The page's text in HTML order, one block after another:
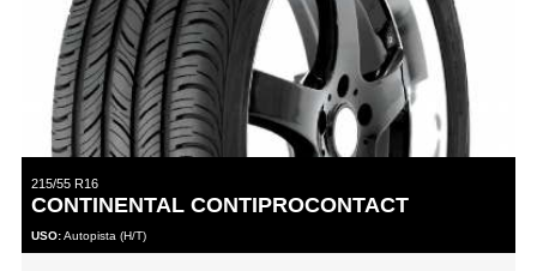
215/55 R16
CONTINENTAL CONTIPROCONTACT
USO:Autopista (H/T)